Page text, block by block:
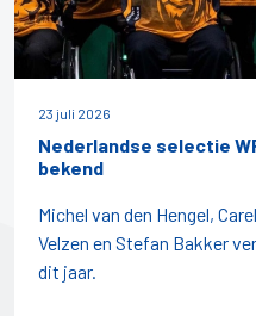
23 juli 2026
Nederlandse selectie
bekend
Michel van den Hengel,
Velzen en Stefan Bakker
dit jaar.